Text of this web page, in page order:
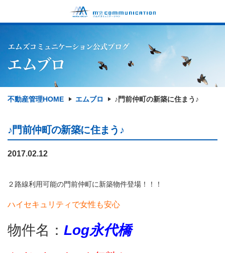
不動産管理HOME エムブロ ♪門前仲町の新築に住まう♪
♪門前仲町の新築に住まう♪
2017.02.12
２路線利用可能の門前仲町に新築物件登場！！！
ハイセキュリティで女性も安心
物件名： Log永代橋